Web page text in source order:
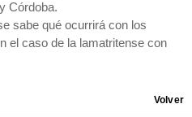
Córdoba.
sabe qué ocurrirá con los
el caso de la lamatritense con
Volver